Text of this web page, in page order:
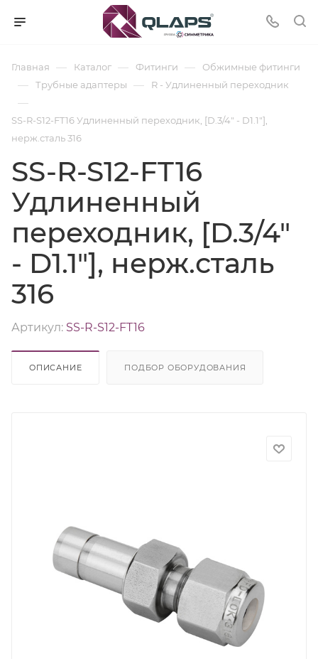
Главная — Каталог — Фитинги — Обжимные фитинги
— Трубные адаптеры — R - Удлиненный переходник
—
SS-R-S12-FT16 Удлиненный переходник, [D.3/4" - D1.1"],
нерж.сталь 316
SS-R-S12-FT16
Удлиненный
переходник, [D.3/4"
- D1.1"], нерж.сталь
316
Артикул: SS-R-S12-FT16
ОПИСАНИЕ ПОДБОР ОБОРУДОВАНИЯ